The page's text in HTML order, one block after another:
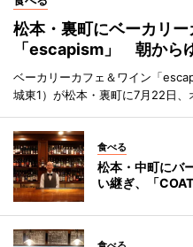
松本・裏町にベーカリ
「escapism」 朝から
ベーカリーカフェ＆ワイン「
城東1）が松本・裏町に7月22日、
食べる
松本・中町にバ
い継ぎ、「